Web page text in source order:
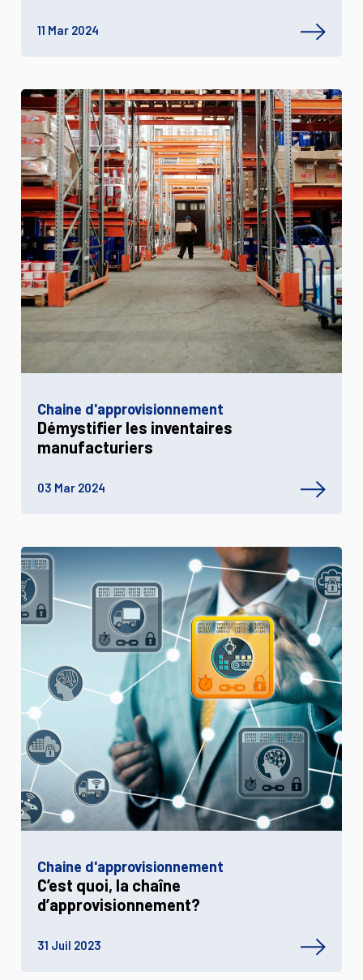
11 Mar 2024
Chaine d'approvisionnement
Démystifier les inventaires
manufacturiers
03 Mar 2024
Chaine d'approvisionnement
C’est quoi, la chaîne
d’approvisionnement?
31 Juil 2023